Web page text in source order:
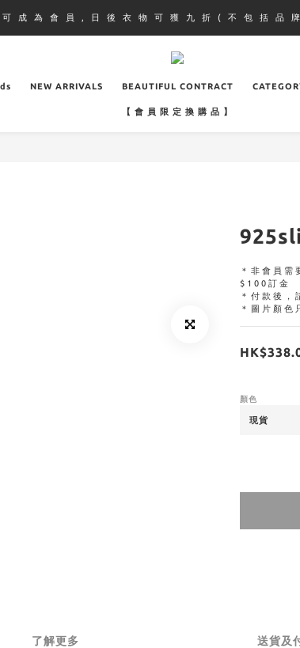
成 為 會 員 , 日 後 衣 物 可 獲 九 折 ( 不 包 括 品
NEW ARRIVALS BEAUTIFUL CONTRACT
【 會 員 限 定 換 購 品 】
＊非會員
$100訂金
＊付款後，
＊圖片顏色
顏色
了解更多 送貨及